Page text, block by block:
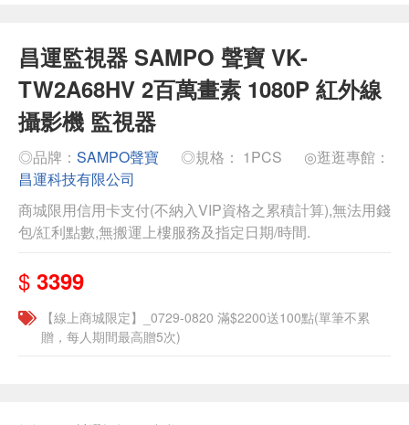
昌運監視器 SAMPO 聲寶 VK-
TW2A68HV 2百萬畫素 1080P 紅外線
攝影機 監視器
◎品牌： SAMPO聲寶 ◎規格： 1PCS
◎逛逛專館：
昌運科技有限公司
商城限用信用卡支付(不納入VIP資格之累積計算),無法用錢
包/紅利點數,無搬運上樓服務及指定日期/時間.
$ 3399
【線上商城限定】_0729-0820 滿$2200送100點(單筆不累
贈，每人期間最高贈5次)